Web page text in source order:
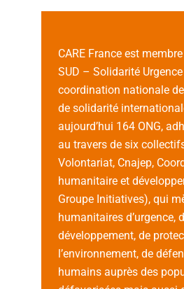
CARE France est
SUD – Solidarité
coordination nationale
de solidarité
aujourd’hui 164 ONG,
au travers de six
Volontariat, Cnajep,
humanitaire et
Groupe Initiatives), qui
humanitaires d’urgence,
développement, de
l’environnement, de
humains auprès des